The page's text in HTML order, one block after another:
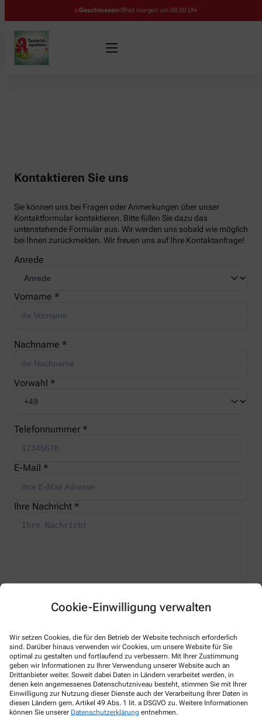
Cookie-Einwilligung verwalten
Wir setzen Cookies, die für den Betrieb der Website technisch erforderlich
sind. Darüber hinaus verwenden wir Cookies, um unsere Website für Sie
optimal zu gestalten und fortlaufend zu verbessern. Mit Ihrer Zustimmung
geben wir Informationen zu Ihrer Verwendung unserer Website auch an
Drittanbieter weiter. Soweit dabei Daten in Ländern verarbeitet werden, in
denen kein angemessenes Datenschutzniveau besteht, stimmen Sie mit Ihrer
Einwilligung zur Nutzung dieser Dienste auch der Verarbeitung Ihrer Daten in
diesen Ländern gem. Artikel 49 Abs. 1 lit. a DSGVO zu. Weitere Informationen
können Sie unserer Datenschutzerklärung entnehmen.
Geschlossenöffnet morgen um 08:00 Uhr
Kontaktieren Sie uns
Sie können uns bei Fragen oder Anmerkungen über unser
Kontaktformular kontaktieren. Bitte füllen Sie dazu das
untenstehende Formular aus. Wir werden uns sobald wie möglich
bei Ihnen zurückmelden. Wir freuen uns auf Ihre Kontaktanfrage!
Anrede
Vorname *
Nachname *
Vorwahl *
Telefonnummer *
E-Mail *
Ihre Nachricht *
von mir ausgesuchte Apotheke übergeben werden. Rechtsgrundlage
der Verarbeitung ist Art. 6 Abs. 1 lit. a DS-GVO. Die Einwilligung kann
jederzeit widerrufen werden, z.B. per E-Mail an
taubertal22apotheke@gmail.com
Ihre Daten werden ausschließlich zur Bearbeitung Ihrer Anfrage
verwendet. Weitere Informationen zum Datenschutz finden Sie unter
folgendem Link:Datenschutz.